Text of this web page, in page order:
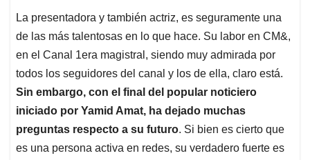
La presentadora y también actriz, es seguramente una
de las más talentosas en lo que hace. Su labor en CM&,
en el Canal 1era magistral, siendo muy admirada por
todos los seguidores del canal y los de ella, claro está.
Sin embargo, con el final del popular noticiero
iniciado por Yamid Amat, ha dejado muchas
preguntas respecto a su futuro. Si bien es cierto que
es una persona activa en redes, su verdadero fuerte es